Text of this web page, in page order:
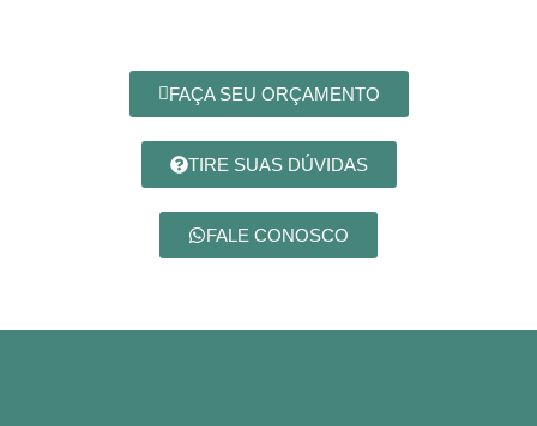
FAÇA SEU ORÇAMENTO
TIRE SUAS DÚVIDAS
FALE CONOSCO